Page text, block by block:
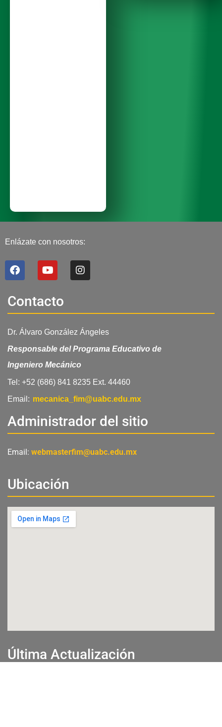
Enlázate con nosotros:
F
a
e
b
o
k
Y
o
u
b
I
n
g
r
a
m
Contacto
Dr. Álvaro González Ángeles
Responsable del Programa Educativo de
Ingeniero Mecánico
Tel: +52 (686) 841 8235 Ext. 44460
Email: mecanica_fim@uabc.edu.mx
Administrador del sitio
Email: webmasterfim@uabc.edu.mx
Ubicación
Última Actualización